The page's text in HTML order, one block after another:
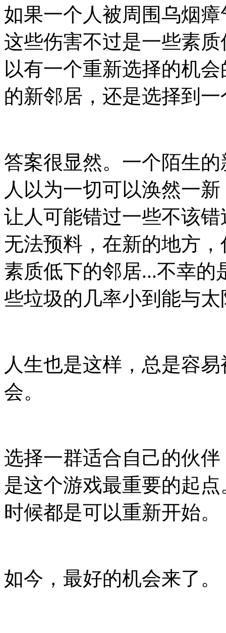
如果一个人被周围乌烟
这些伤害不过是一些素
以有一个重新选择的机
的新邻居，还是选择到
答案很显然。一个陌生
人以为一切可以涣然一
让人可能错过一些不该
无法预料，在新的地方
素质低下的邻居...不幸
些垃圾的几率小到能与
人生也是这样，总是容
会。
选择一群适合自己的伙
是这个游戏最重要的起
时候都是可以重新开始。
如今，最好的机会来了。